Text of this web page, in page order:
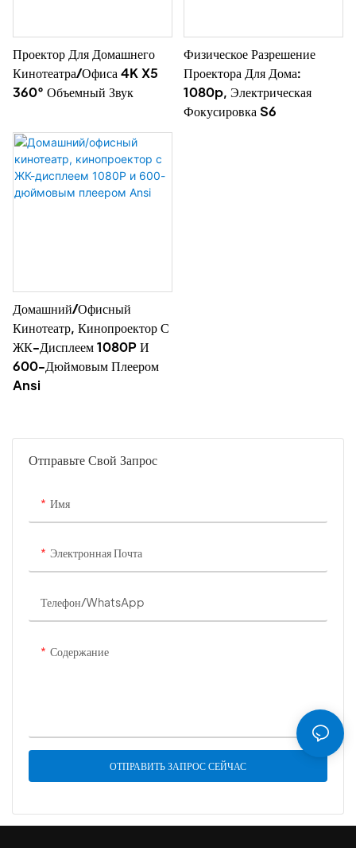
Отправьте Свой Запрос
Имя
Электронная Почта
Телефон/WhatsApp
Содержание
ОТПРАВИТЬ ЗАПРОС СЕЙЧАС
Проектор Для Домашнего
Кинотеатра/офиса 4K X5
360° Объемный Звук
Физическое Разрешение
Проектора Для Дома:
1080p, Электрическая
Фокусировка S6
Домашний/офисный
Кинотеатр, Кинопроектор С
ЖК-Дисплеем 1080P И
600-Дюймовым Плеером
Ansi